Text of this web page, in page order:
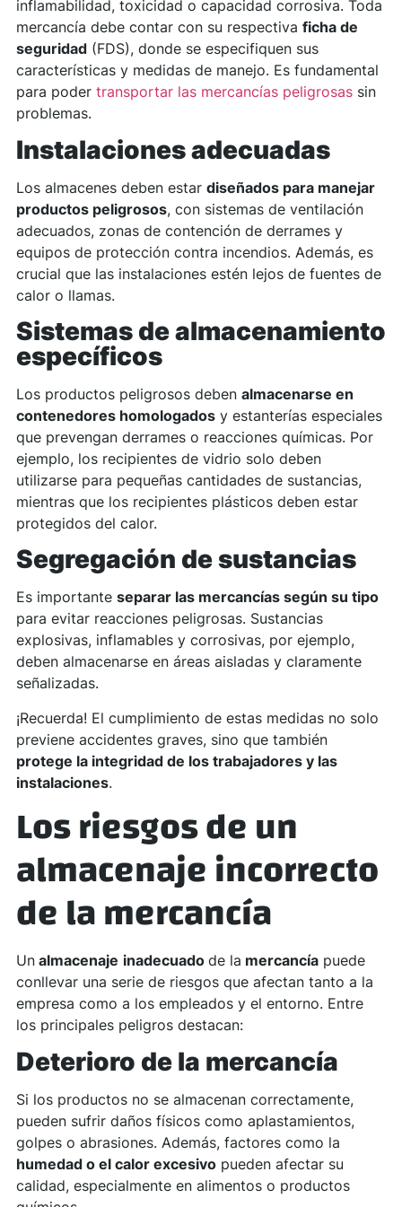
inflamabilidad, toxicidad o capacidad corrosiva. Toda
mercancía debe contar con su respectiva ficha de
seguridad(FDS), donde se especifiquen sus
características y medidas de manejo. Es fundamental
para poder transportar las mercancías peligrosassin
problemas.
Instalaciones adecuadas
Los almacenes deben estar diseñados para manejar
productos peligrosos, con sistemas de ventilación
adecuados, zonas de contención de derrames y
equipos de protección contra incendios. Además, es
crucial que las instalaciones estén lejos de fuentes de
calor o llamas.
Sistemas de almacenamiento
específicos
Los productos peligrosos deben almacenarse en
contenedores homologadosy estanterías especiales
que prevengan derrames o reacciones químicas. Por
ejemplo, los recipientes de vidrio solo deben
utilizarse para pequeñas cantidades de sustancias,
mientras que los recipientes plásticos deben estar
protegidos del calor.
Segregación de sustancias
Es importante separar las mercancías según su tipo
para evitar reacciones peligrosas. Sustancias
explosivas, inflamables y corrosivas, por ejemplo,
deben almacenarse en áreas aisladas y claramente
señalizadas.
¡Recuerda! El cumplimiento de estas medidas no solo
previene accidentes graves, sino que también
protege la integridad de los trabajadores y las
instalaciones.
Los riesgos de un
almacenaje incorrecto
de la mercancía
Unalmacenaje inadecuado de la mercancíapuede
conllevar una serie de riesgos que afectan tanto a la
empresa como a los empleados y el entorno. Entre
los principales peligros destacan:
Deterioro de la mercancía
Si los productos no se almacenan correctamente,
pueden sufrir daños físicos como aplastamientos,
golpes o abrasiones. Además, factores como la
humedad o el calor excesivopueden afectar su
calidad, especialmente en alimentos o productos